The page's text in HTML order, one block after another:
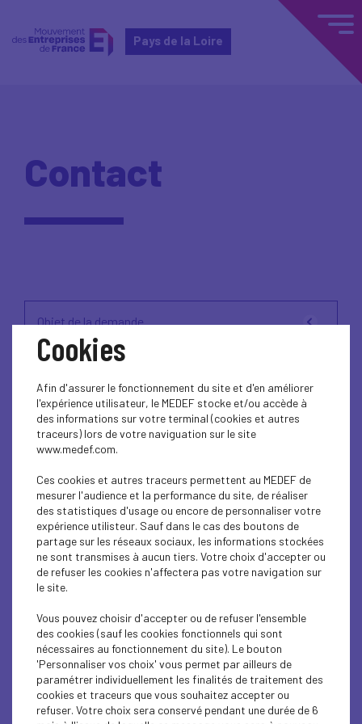
Pays de la Loire
Contact
Objet de la demande
Cookies
Afin d'assurer le fonctionnement du site et d'en améliorer
l'expérience utilisateur, le MEDEF stocke et/ou accède à
des informations sur votre terminal (cookies et autres
traceurs) lors de votre naviguation sur le site
www.medef.com.
Ces cookies et autres traceurs permettent au MEDEF de
mesurer l'audience et la performance du site, de réaliser
des statistiques d'usage ou encore de personnaliser votre
expérience utilisteur. Sauf dans le cas des boutons de
partage sur les réseaux sociaux, les informations stockées
ne sont transmises à aucun tiers. Votre choix d'accepter ou
de refuser les cookies n'affectera pas votre navigation sur
le site.
Vous pouvez choisir d'accepter ou de refuser l'ensemble
des cookies (sauf les cookies fonctionnels qui sont
nécessaires au fonctionnement du site). Le bouton
'Personnaliser vos choix' vous permet par ailleurs de
paramétrer individuellement les finalités de traitement des
cookies et traceurs que vous souhaitez accepter ou
refuser. Votre choix sera conservé pendant une durée de 6